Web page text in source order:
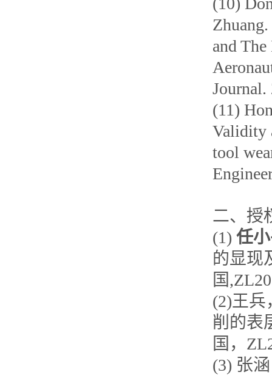
and
Journal.
(11)
Validity
tool
二、授
(1) 任
的显现
国
(2)王兵
削的表
国，
(3) 张